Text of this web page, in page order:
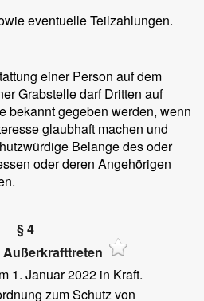
eventuelle Teilzahlungen.
einer Person auf dem
Grabstelle darf Dritten auf
bekannt gegeben werden, wenn
glaubhaft machen und
Belange des oder
oder deren Angehörigen
§ 4
1. Januar 2022 in Kraft.
zum Schutz von